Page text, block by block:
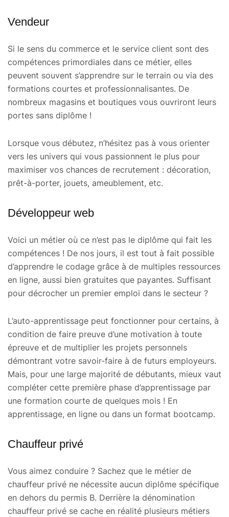
Vendeur
Si le sens du commerce et le service client sont des
compétences primordiales dans ce métier, elles
peuvent souvent s’apprendre sur le terrain ou via des
formations courtes et professionnalisantes. De
nombreux magasins et boutiques vous ouvriront leurs
portes sans diplôme !
Lorsque vous débutez, n’hésitez pas à vous orienter
vers les univers qui vous passionnent le plus pour
maximiser vos chances de recrutement : décoration,
prêt-à-porter, jouets, ameublement, etc.
Développeur web
Voici un métier où ce n’est pas le diplôme qui fait les
compétences ! De nos jours, il est tout à fait possible
d’apprendre le codage grâce à de multiples ressources
en ligne, aussi bien gratuites que payantes. Suffisant
pour décrocher un premier emploi dans le secteur ?
L’auto-apprentissage peut fonctionner pour certains, à
condition de faire preuve d’une motivation à toute
épreuve et de multiplier les projets personnels
démontrant votre savoir-faire à de futurs employeurs.
Mais, pour une large majorité de débutants, mieux vaut
compléter cette première phase d’apprentissage par
une formation courte de quelques mois ! En
apprentissage, en ligne ou dans un format bootcamp.
Chauffeur privé
Vous aimez conduire ? Sachez que le métier de
chauffeur privé ne nécessite aucun diplôme spécifique
en dehors du permis B. Derrière la dénomination
chauffeur privé se cache en réalité plusieurs métiers